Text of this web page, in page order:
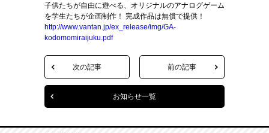
子供たちが自由に遊べる、オリジナルのアナログゲーム
を学生たちが企画制作！ 完成作品は無償で提供！
http://www.vantan.jp/ex_release/img/GA-
kodomomiraijuku.pdf
次の記事 前の記事
お知らせ一覧